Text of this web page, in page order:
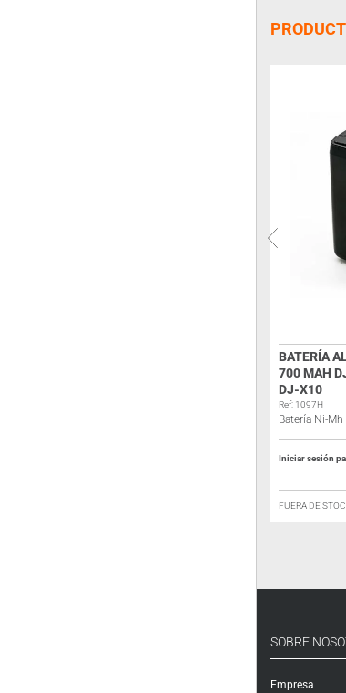
BATERÍA
700 MAH
DJ-X10
Ref: 1097H
Batería Ni-
Iniciar sesión
FUERA DE
SOBRE
Empresa